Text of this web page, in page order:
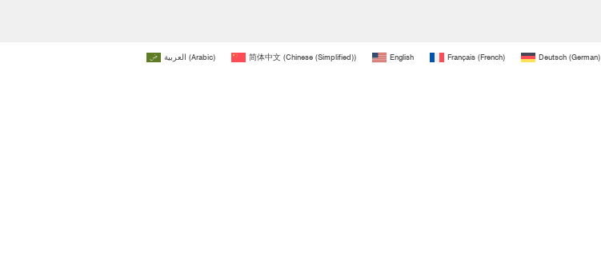
العربية (Arabic) 简体中文(Chinese (Simplified)) English Français(French) Deutsch(German)